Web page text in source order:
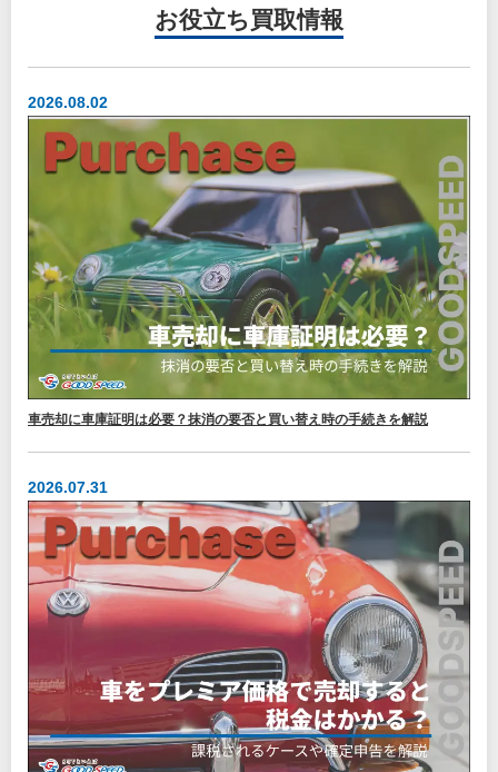
お役立ち 買取情報
2026.08.02
車売却に車庫証明は必要？抹消の要否と買い替え時の手続きを解説
2026.07.31